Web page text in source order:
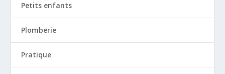
Petits enfants
Plomberie
Pratique